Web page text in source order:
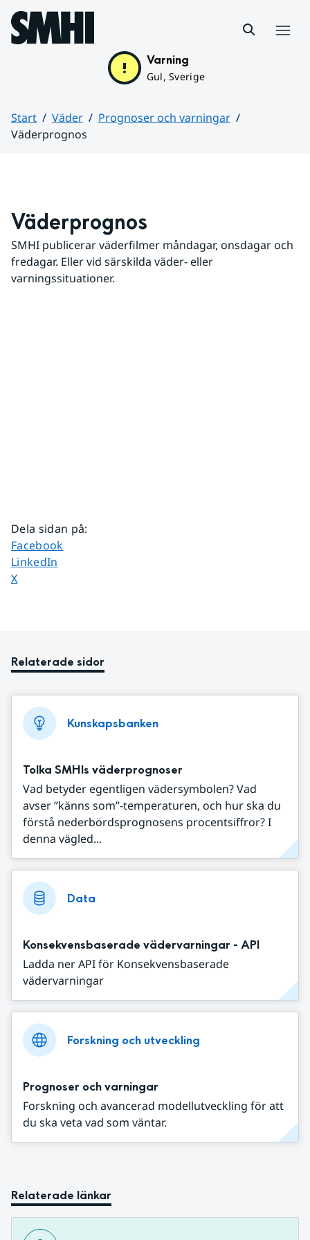
Hoppa till sidans innehåll
Varning
Gul, Sverige
Start Väder
Prognoser och varningar
Väderprognos
Väderprognos
SMHI publicerar väderfilmer måndagar, onsdagar och
fredagar. Eller vid särskilda väder- eller
varningssituationer.
Dela sidan på:
Dela sidan på
Facebook
Dela sidan på
LinkedIn
Dela sidan på
X
Relaterade sidor
Kunskapsbanken
Tolka SMHIs väderprognoser
Vad betyder egentligen vädersymbolen? Vad
avser ”känns som”-temperaturen, och hur ska du
förstå nederbördsprognosens procentsiffror? I
denna vägled...
Data
Konsekvensbaserade vädervarningar - API
Ladda ner API för Konsekvensbaserade
vädervarningar
Forskning och utveckling
Prognoser och varningar
Forskning och avancerad modellutveckling för att
du ska veta vad som väntar.
Relaterade länkar